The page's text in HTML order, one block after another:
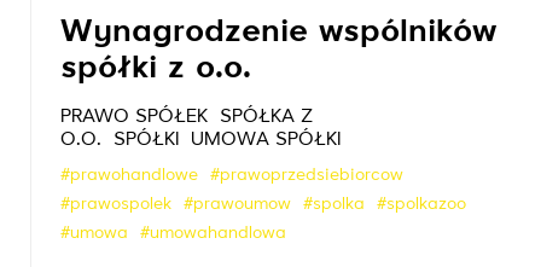
Wynagrodzenie wspólników
spółki z o.o.
PRAWO SPÓŁEK
SPÓŁKA Z
O.O.
SPÓŁKI UMOWA SPÓŁKI
#prawohandlowe
#prawoprzedsiebiorcow
#prawospolek
#prawoumow #spolka
#spolkazoo
#umowa
#umowahandlowa